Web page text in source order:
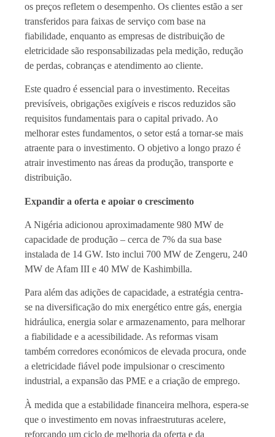
os preços refletem o desempenho. Os clientes estão a ser
transferidos para faixas de serviço com base na
fiabilidade, enquanto as empresas de distribuição de
eletricidade são responsabilizadas pela medição, redução
de perdas, cobranças e atendimento ao cliente.
Este quadro é essencial para o investimento. Receitas
previsíveis, obrigações exigíveis e riscos reduzidos são
requisitos fundamentais para o capital privado. Ao
melhorar estes fundamentos, o setor está a tornar-se mais
atraente para o investimento. O objetivo a longo prazo é
atrair investimento nas áreas da produção, transporte e
distribuição.
Expandir a oferta e apoiar o crescimento
A Nigéria adicionou aproximadamente 980 MW de
capacidade de produção – cerca de 7% da sua base
instalada de 14 GW. Isto inclui 700 MW de Zengeru, 240
MW de Afam III e 40 MW de Kashimbilla.
Para além das adições de capacidade, a estratégia centra-
se na diversificação do mix energético entre gás, energia
hidráulica, energia solar e armazenamento, para melhorar
a fiabilidade e a acessibilidade. As reformas visam
também corredores económicos de elevada procura, onde
a eletricidade fiável pode impulsionar o crescimento
industrial, a expansão das PME e a criação de emprego.
À medida que a estabilidade financeira melhora, espera-se
que o investimento em novas infraestruturas acelere,
reforçando um ciclo de melhoria da oferta e da